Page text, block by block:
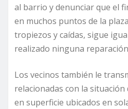
al barrio y denunciar que el
en muchos puntos de la
tropiezos y caídas, sigue
realizado ninguna
Los vecinos también le
relacionadas con la
en superficie ubicados en